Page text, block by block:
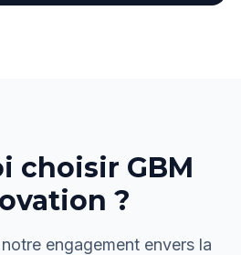
choisir GBM
?
engagement envers la